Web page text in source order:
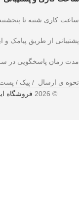
ساعت کاری شنبه تا پنجشنبه از
پشتیبانی از طریق پیامک و ایمیل
مدت زمان پاسخگویی در
نحوه ی ارسال / پیک / پست
© 2026
فروشگاه